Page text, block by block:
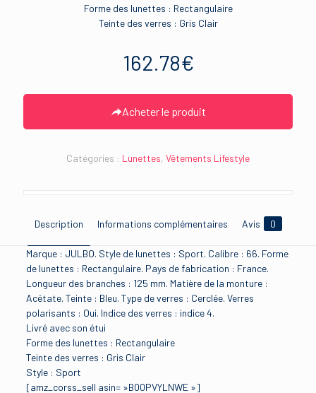
Forme des lunettes : Rectangulaire
Teinte des verres : Gris Clair
162.78€
Acheter le produit
Catégories : Lunettes, Vêtements Lifestyle
Description Informations complémentaires Avis 0
Marque : JULBO. Style de lunettes : Sport. Calibre : 66. Forme
de lunettes : Rectangulaire. Pays de fabrication : France.
Longueur des branches : 125 mm. Matière de la monture :
Acétate. Teinte : Bleu. Type de verres : Cerclée. Verres
polarisants : Oui. Indice des verres : indice 4.
Livré avec son étui
Forme des lunettes : Rectangulaire
Teinte des verres : Gris Clair
Style : Sport
[amz_corss_sell asin= »B00PVYLNWE »]